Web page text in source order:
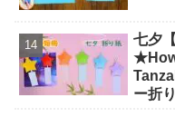
七夕
ー折